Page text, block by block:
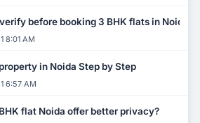
before booking 3 BHK flats in Noida?
8:01 AM
in Noida Step by Step
6:57 AM
flat Noida offer better privacy?